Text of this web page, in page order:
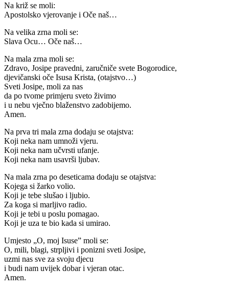
Na križ se moli:
Apostolsko vjerovanje i Oče naš…
Na velika zrna moli se:
Slava Ocu… Oče naš…
Na mala zrna moli se:
Zdravo, Josipe pravedni, zaručniče svete Bogorodice,
djevičanski oče Isusa Krista, (otajstvo…)
Sveti Josipe, moli za nas
da po tvome primjeru sveto živimo
i u nebu vječno blaženstvo zadobijemo.
Amen.
Na prva tri mala zrna dodaju se otajstva:
Koji neka nam umnoži vjeru.
Koji neka nam učvrsti ufanje.
Koji neka nam usavrši ljubav.
Na mala zrna po deseticama dodaju se otajstva:
Kojega si žarko volio.
Koji je tebe slušao i ljubio.
Za koga si marljivo radio.
Koji je tebi u poslu pomagao.
Koji je uza te bio kada si umirao.
Umjesto „O, moj Isuse” moli se:
O, mili, blagi, strpljivi i ponizni sveti Josipe,
uzmi nas sve za svoju djecu
i budi nam uvijek dobar i vjeran otac.
Amen.